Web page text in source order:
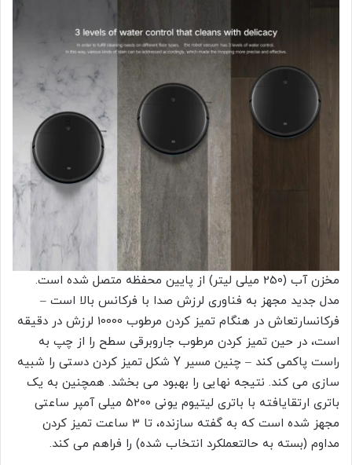
مخزن آب (250 میلی لیتر) از پایین محفظه متصل شده است.
مدل جدید مجهز به فناوری لرزش صدا با فرکانس بالا است –
فرکانسارتعاش در هنگام تمیز کردن مرطوب 10000 لرزش در دقیقه
است، در حین تمیز کردن مرطوب جاروبرقی سطح را از چپ به
راست پاکمی کند – چنین مسیر Y شکل تمیز کردن دستی را شبیه
سازی می کند. نتیجه نهایی را بهبود می بخشد. همچنین به یک
باتری ارتقایافته با باتری لیتیوم یونی 5200 میلی آمپر ساعتی
مجهز شده است که به گفته سازنده، تا 3 ساعت تمیز کردن
مداوم (بسته به حالتعملکرد انتخاب شده) را فراهم می کند.